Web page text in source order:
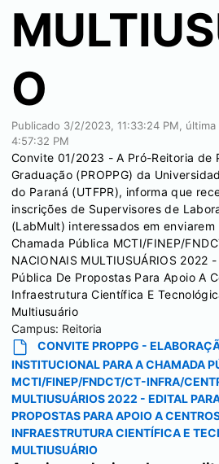
O
Publicado 3/2/2023, 11:33:24 PM ,
4:57:32 PM
Convite 01/2023 - A Pró-Reitoria de
Graduação (PROPPG) da
do Paraná (UTFPR), informa que
inscrições de Supervisores de
(LabMult) interessados em
Chamada Pública MCTI/FINEP/
NACIONAIS MULTIUSUÁRIOS 2022
Pública De Propostas Para Apoio A
Infraestrutura Científica E
Multiusuário
Campus: Reitoria
CONVITE PROPPG -
INSTITUCIONAL PARA A CHAMADA
MCTI/FINEP/FNDCT/CT-INFRA/
MULTIUSUÁRIOS 2022 - EDITAL
PROPOSTAS PARA APOIO A
INFRAESTRUTURA CIENTÍFICA E
MULTIUSUÁRIO